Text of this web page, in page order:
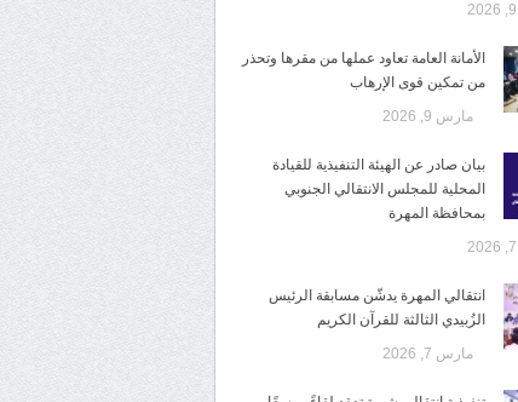
الأمانة العامة تعاود عملها من مقرها وتحذر
من تمكين قوى الإرهاب
مارس 9, 2026
بيان صادر عن الهيئة التنفيذية للقيادة
المحلية للمجلس الانتقالي الجنوبي
بمحافظة المهرة
انتقالي المهرة يدشّن مسابقة الرئيس
الزُبيدي الثالثة للقرآن الكريم
مارس 7, 2026